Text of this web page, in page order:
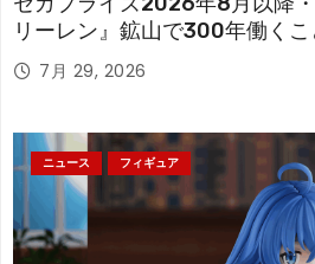
リーレン』鉱山で300年働く
「フリーレン」を立体化！
7月 29, 2026
ニュース フィギュア